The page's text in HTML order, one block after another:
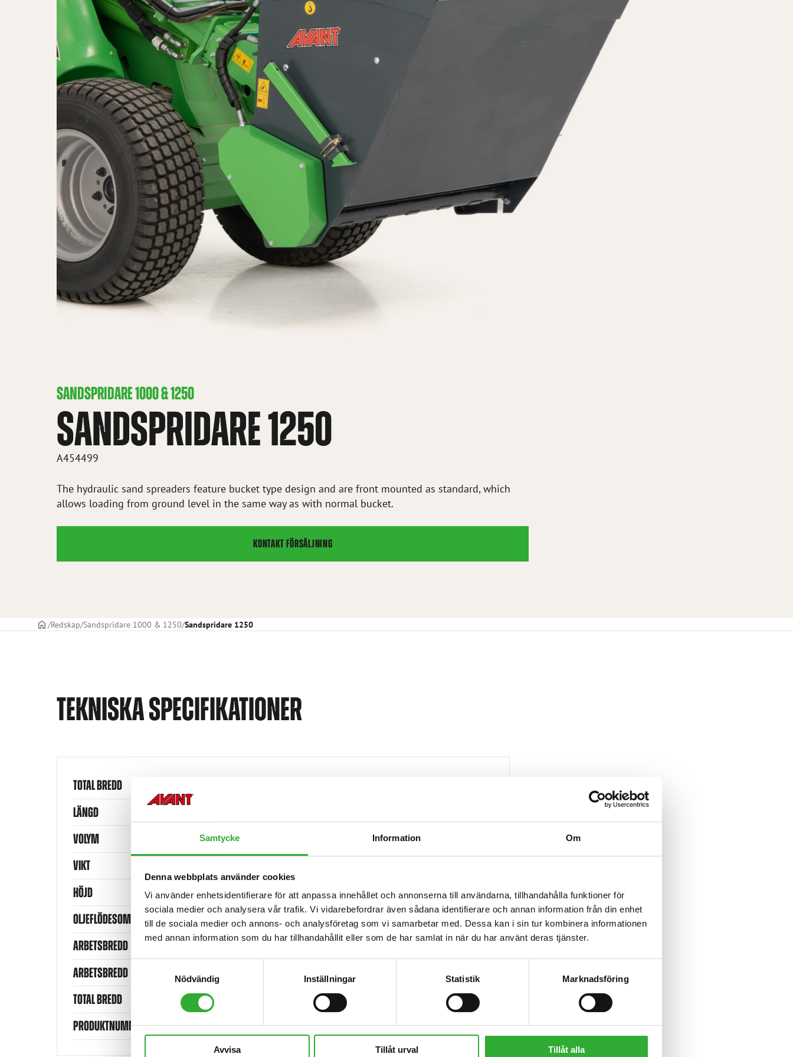
Samtycke Information Om
Denna webbplats använder cookies
Vi använder enhetsidentifierare för att anpassa innehållet och annonserna till användarna, tillhandahålla funktioner för
sociala medier och analysera vår trafik. Vi vidarebefordrar även sådana identifierare och annan information från din enhet
till de sociala medier och annons- och analysföretag som vi samarbetar med. Dessa kan i sin tur kombinera informationen
med annan information som du har tillhandahållit eller som de har samlat in när du har använt deras tjänster.
Nödvändig
Inställningar Statistik Marknadsföring
Avvisa Tillåt urval Tillåt alla
SANDSPRIDARE 1000 & 1250
SANDSPRIDARE 1250
A454499
The hydraulic sand spreaders feature bucket type design and are front mounted as standard, which
allows loading from ground level in the same way as with normal bucket.
KONTAKT FÖRSÄLJNING
STARTSIDAN
Redskap Sandspridare 1000 & 1250 Sandspridare 1250
TEKNISKA SPECIFIKATIONER
TOTAL BREDD
LÄNGD
VOLYM
VIKT
HÖJD 805 mm
OLJEFLÖDESOMRÅDE 20-30 l/min
ARBETSBREDD 1250 mm
ARBETSBREDD
TOTAL BREDD 1421 mm
PRODUKTNUMMER A454499